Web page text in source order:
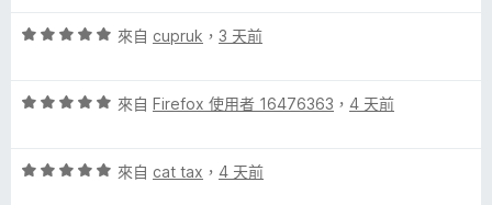
5
評
分
分
來自 cupruk ， 3 天前
評
分
來自 Firefox 使用者 16476363 ， 4 天前
評
來自 cat tax ， 4 天前